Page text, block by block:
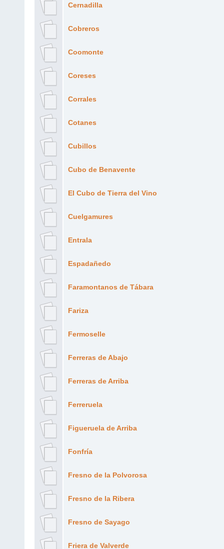
Cernadilla
Cobreros
Coomonte
Coreses
Corrales
Cotanes
Cubillos
Cubo de Benavente
El Cubo de Tierra del Vino
Cuelgamures
Entrala
Espadañedo
Faramontanos de Tábara
Fariza
Fermoselle
Ferreras de Abajo
Ferreras de Arriba
Ferreruela
Figueruela de Arriba
Fonfría
Fresno de la Polvorosa
Fresno de la Ribera
Fresno de Sayago
Friera de Valverde